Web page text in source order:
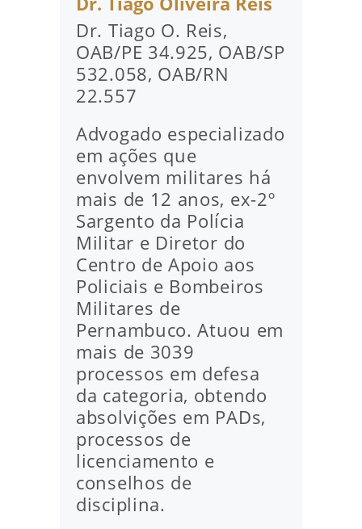
Dr. Tiago O. Reis,
OAB/PE 34.925, OAB/SP
532.058, OAB/RN
22.557
Advogado especializado
em ações que
envolvem militares há
mais de 12 anos, ex-2º
Sargento da Polícia
Militar e Diretor do
Centro de Apoio aos
Policiais e Bombeiros
Militares de
Pernambuco. Atuou em
mais de 3039
processos em defesa
da categoria, obtendo
absolvições em PADs,
processos de
licenciamento e
conselhos de
disciplina.